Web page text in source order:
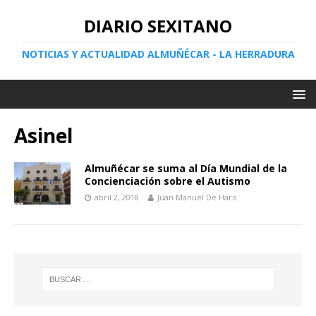
DIARIO SEXITANO
NOTICIAS Y ACTUALIDAD ALMUÑÉCAR - LA HERRADURA
Asinel
Almuñécar se suma al Día Mundial de la
Concienciación sobre el Autismo
abril 2, 2018 Juan Manuel De Haro